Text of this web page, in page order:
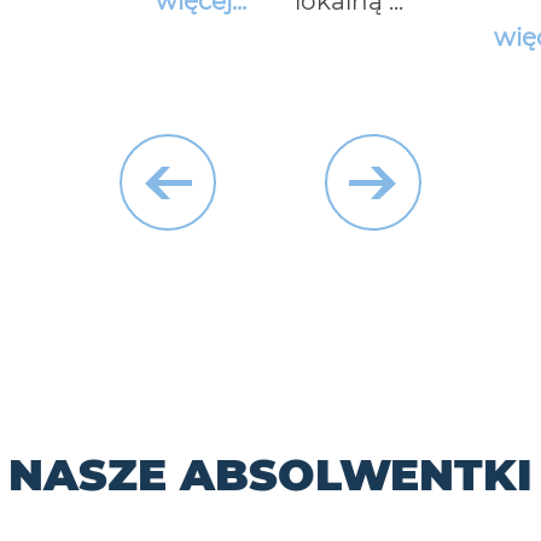
prev next
NASZE ABSOLWENTKI